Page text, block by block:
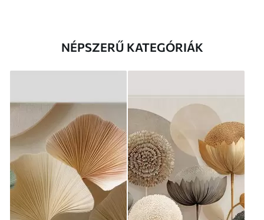
NÉPSZERŰ KATEGÓRIÁK